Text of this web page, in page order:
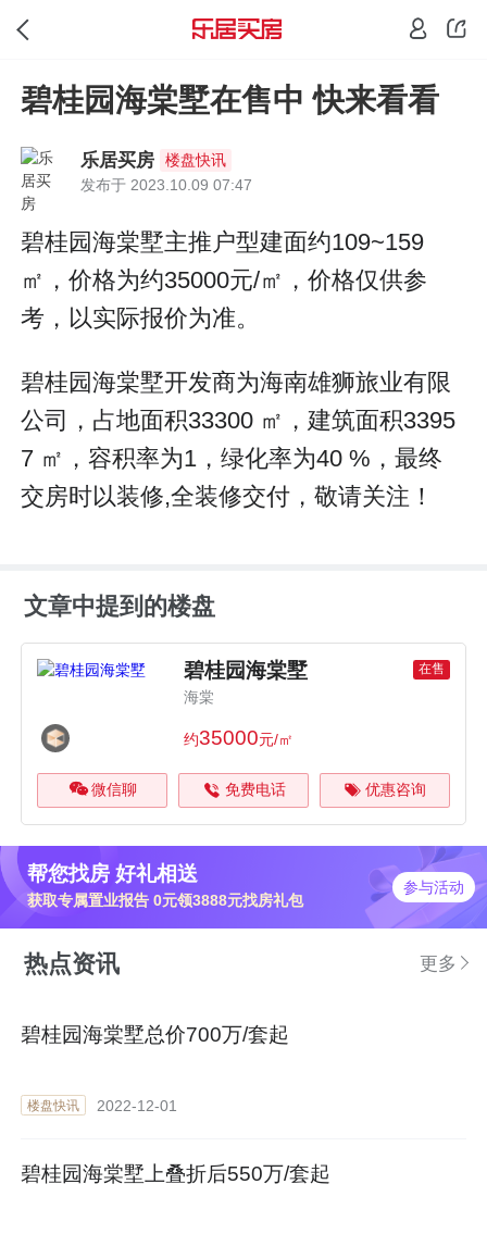
碧桂园海棠墅在售中 快来看看
乐居买房
楼盘快讯
发布于 2023.10.09 07:47
碧桂园海棠墅主推户型建面约109~159
㎡，价格为约35000元/㎡，价格仅供参
考，以实际报价为准。
碧桂园海棠墅开发商为海南雄狮旅业有限
公司，占地面积33300 ㎡，建筑面积3395
7 ㎡，容积率为1，绿化率为40 %，最终
交房时以装修,全装修交付，敬请关注！
文章中提到的楼盘
碧桂园海棠墅 在售
海棠
约35000元/㎡
微信聊 免费电话 优惠咨询
帮您找房 好礼相送
获取专属置业报告 0元领3888元找房礼包
参与活动
热点资讯 更多
碧桂园海棠墅总价700万/套起
楼盘快讯 2022-12-01
碧桂园海棠墅上叠折后550万/套起